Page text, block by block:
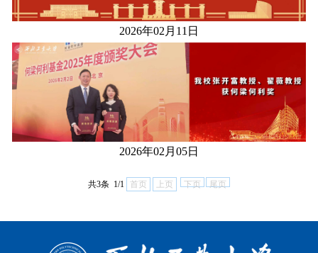
2026年02月11日
2026年02月05日
共3条 1/1 首页 上页 下页 尾页